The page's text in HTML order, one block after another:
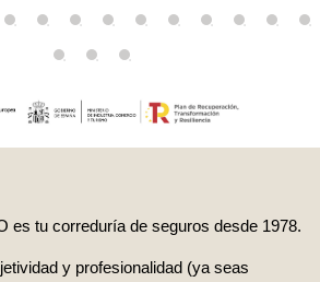
es tu correduría de seguros desde 1978.
y profesionalidad (ya seas